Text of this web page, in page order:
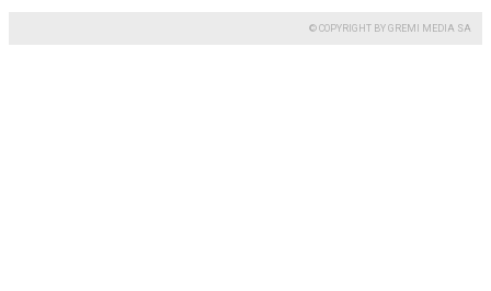
© COPYRIGHT BY GREMI MEDIA SA